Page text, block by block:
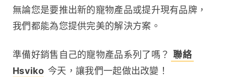
無論您是要推出新的寵物產品或提升現有品牌，
我們都能為您提供完美的解決方案。
準備好銷售自己的寵物產品系列了嗎？ 聯絡
Hsviko 今天，讓我們一起做出改變！